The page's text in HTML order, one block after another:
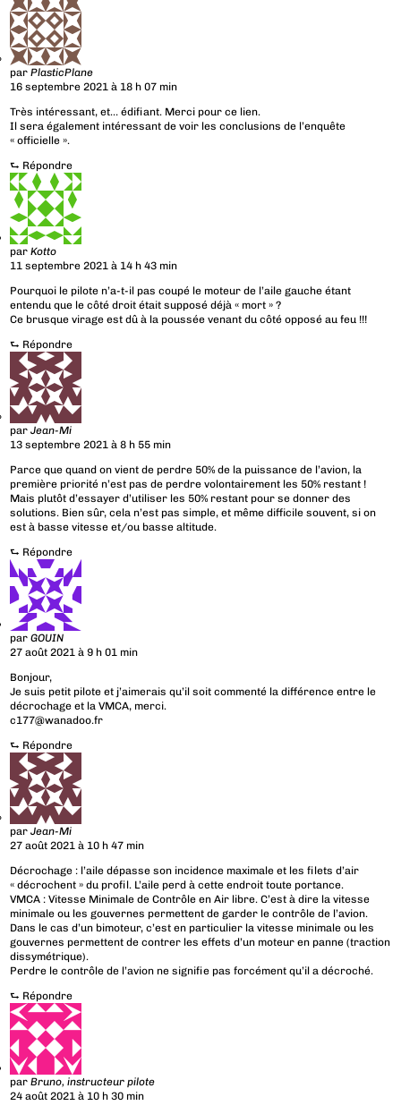
parPlasticPlane
16 septembre 2021 à 18 h 07 min
Très intéressant, et… édifiant. Merci pour ce lien.
Il sera également intéressant de voir les conclusions de l’enquête
« officielle ».
⮑ Répondre
parKotto
11 septembre 2021 à 14 h 43 min
Pourquoi le pilote n’a-t-il pas coupé le moteur de l’aile gauche étant
entendu que le côté droit était supposé déjà « mort » ?
Ce brusque virage est dû à la poussée venant du côté opposé au feu !!!
⮑ Répondre
parJean-Mi
13 septembre 2021 à 8 h 55 min
Parce que quand on vient de perdre 50% de la puissance de l’avion, la
première priorité n’est pas de perdre volontairement les 50% restant !
Mais plutôt d’essayer d’utiliser les 50% restant pour se donner des
solutions. Bien sûr, cela n’est pas simple, et même difficile souvent, si on
est à basse vitesse et/ou basse altitude.
⮑ Répondre
parGOUIN
27 août 2021 à 9 h 01 min
Bonjour,
Je suis petit pilote et j’aimerais qu’il soit commenté la différence entre le
décrochage et la VMCA, merci.
c177@wanadoo.fr
⮑ Répondre
parJean-Mi
27 août 2021 à 10 h 47 min
Décrochage : l’aile dépasse son incidence maximale et les filets d’air
« décrochent » du profil. L’aile perd à cette endroit toute portance.
VMCA : Vitesse Minimale de Contrôle en Air libre. C’est à dire la vitesse
minimale ou les gouvernes permettent de garder le contrôle de l’avion.
Dans le cas d’un bimoteur, c’est en particulier la vitesse minimale ou les
gouvernes permettent de contrer les effets d’un moteur en panne (traction
dissymétrique).
Perdre le contrôle de l’avion ne signifie pas forcément qu’il a décroché.
⮑ Répondre
parBruno, instructeur pilote
24 août 2021 à 10 h 30 min